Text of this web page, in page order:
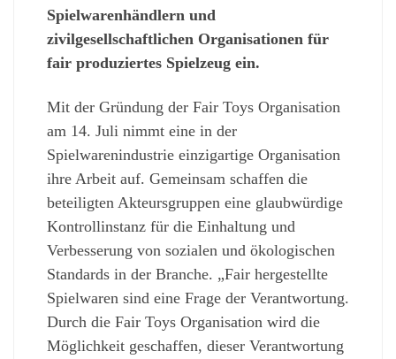
Spielwarenhändlern und
zivilgesellschaftlichen Organisationen für
fair produziertes Spielzeug ein.
Mit der Gründung der Fair Toys Organisation
am 14. Juli nimmt eine in der
Spielwarenindustrie einzigartige Organisation
ihre Arbeit auf. Gemeinsam schaffen die
beteiligten Akteursgruppen eine glaubwürdige
Kontrollinstanz für die Einhaltung und
Verbesserung von sozialen und ökologischen
Standards in der Branche. „Fair hergestellte
Spielwaren sind eine Frage der Verantwortung.
Durch die Fair Toys Organisation wird die
Möglichkeit geschaffen, dieser Verantwortung